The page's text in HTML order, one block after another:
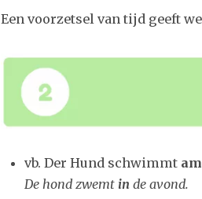
Een voorzetsel van tijd geeft
vb. Der Hund schwimmt am
De hond zwemt in de avond.